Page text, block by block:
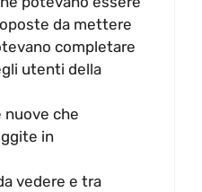
da mettere
completare
utenti della
nuove che
in
vedere e tra